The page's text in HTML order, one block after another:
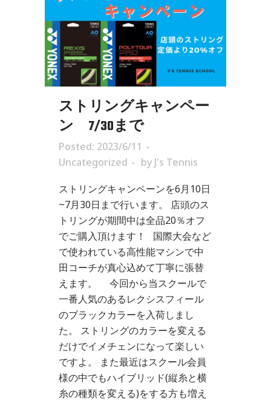
ストリングキャンペー
ン 7/30まで
Posted: 2023/6/11
Uncategorized
by J's Tennis
ストリングキャンペーンを6月10日
~7月30日まで行います。 店頭のス
トリングが期間中は全品20％オフ
でご購入頂けます！ 国際大会など
で使われている高性能マシンで中
田コーチが真心込めて丁寧に張替
えます。 今回から当スクールで
一番人気のあるレクシスフィール
のブラックカラーを入荷しまし
た。 ストリングのカラーを変える
だけでイメチェンになって楽しい
ですよ。 また最近はスクール会員
様の中でもハイブリッド(縦糸と横
糸の種類を変える)をする方も増え